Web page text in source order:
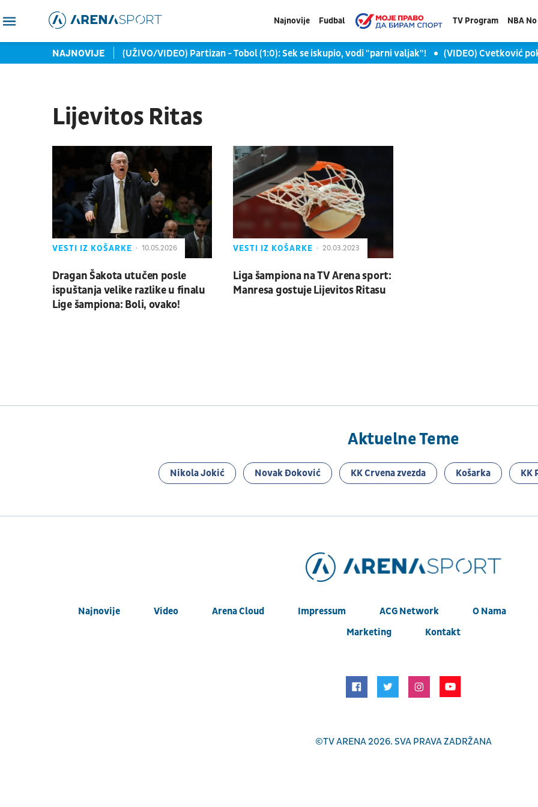
Najnovije Fudbal TV Program NBA
NAJNOVIJE
ugovor sa Realom! (UŽIVO/VIDEO) Partizan - Tobol (1:0): Sek se iskupio, vodi "parni valjak"! (VIDEO) Cvetković
Lijevitos Ritas
VESTI IZ KOŠARKE 10.05.2026
Dragan Šakota utučen posle
ispuštanja velike razlike u finalu
Lige šampiona: Boli, ovako!
VESTI IZ KOŠARKE 20.03.2023
Liga šampiona na TV Arena sport:
Manresa gostuje Lijevitos Ritasu
Aktuelne Teme
Nikola Jokić Novak Đoković KK Crvena zvezda Košarka KK
Najnovije Video Arena Cloud Impressum ACG Network O Nama
Marketing
Kontakt
©TV ARENA2026. SVA PRAVA ZADRŽANA